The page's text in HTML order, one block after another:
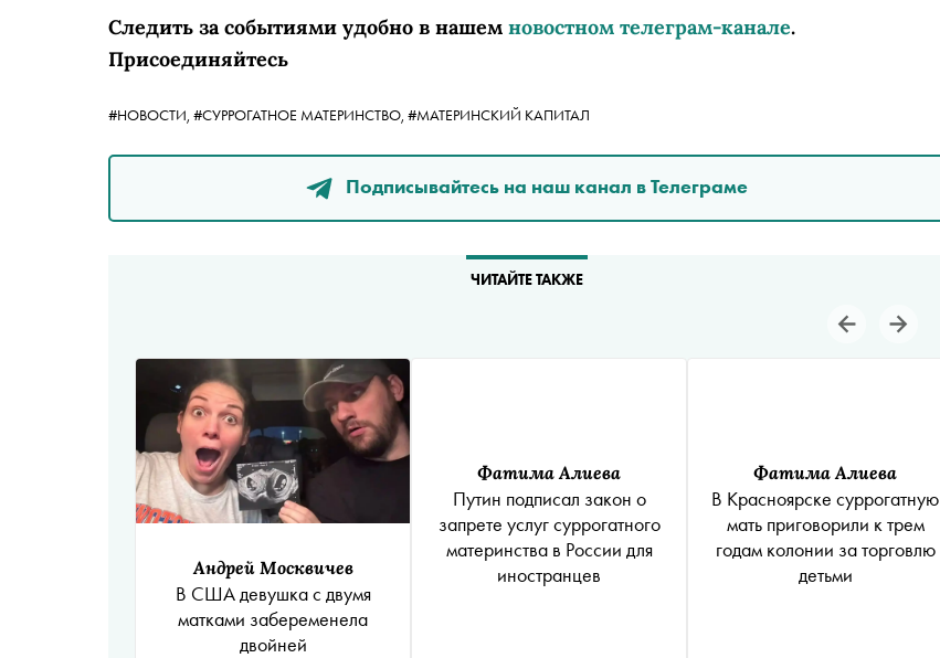
Следить за событиями удобно в нашем новостном телеграм-канале.
Присоединяйтесь
#НОВОСТИ, #СУРРОГАТНОЕ МАТЕРИНСТВО, #МАТЕРИНСКИЙ КАПИТАЛ
Подписывайтесь на наш канал в Телеграме
ЧИТАЙТЕ ТАКЖЕ
Андрей Москвичев
В США девушка с двумя
матками забеременела
двойней
Фатима Алиева
Путин подписал закон о
запрете услуг суррогатного
материнства в России для
иностранцев
Фатима Алиева
В Красноярске суррогатную
мать приговорили к трем
годам колонии за торговлю
детьми